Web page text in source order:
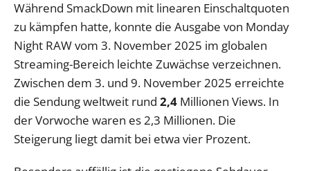
Während SmackDown mit linearen Einschaltquoten
zu kämpfen hatte, konnte die Ausgabe von Monday
Night RAW vom 3. November 2025 im globalen
Streaming-Bereich leichte Zuwächse verzeichnen.
Zwischen dem 3. und 9. November 2025 erreichte
die Sendung weltweit rund 2,4 Millionen Views. In
der Vorwoche waren es 2,3 Millionen. Die
Steigerung liegt damit bei etwa vier Prozent.